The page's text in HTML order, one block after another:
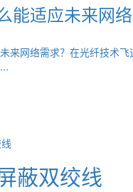
能适应未来网
来网络需求？在光纤技术
蔽双绞线